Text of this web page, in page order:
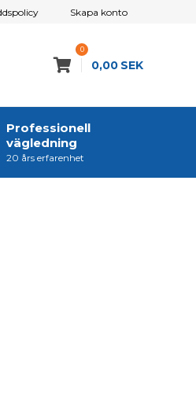
Skapa konto
0
0,00 SEK
Professionell
vägledning
20 års erfarenhet